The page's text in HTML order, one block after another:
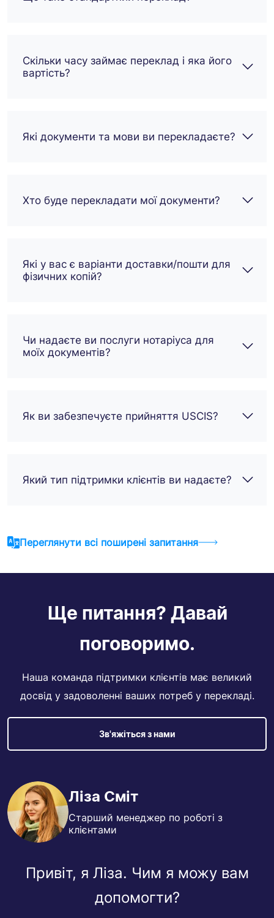
знайшов свого
нового надійного
Скільки часу займає переклад і яка його
вартість?
Які документи та мови ви перекладаєте?
Хто буде перекладати мої документи?
Які у вас є варіанти доставки/пошти для
фізичних копій?
Чи надаєте ви послуги нотаріуса для
моїх документів?
Як ви забезпечуєте прийняття USCIS?
Який тип підтримки клієнтів ви надаєте?
Переглянути всі поширені запитання
Ще питання? Давай
поговоримо.
Наша команда підтримки клієнтів має великий
досвід у задоволенні ваших потреб у перекладі.
Зв'яжіться з нами
Ліза Сміт
Старший менеджер по роботі з
клієнтами
Привіт, я Ліза. Чим я можу вам
допомогти?